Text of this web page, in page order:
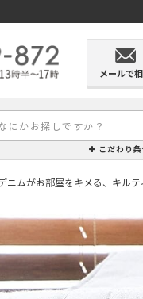
メールで
こだわり
ニムがお部屋をキメる、キル